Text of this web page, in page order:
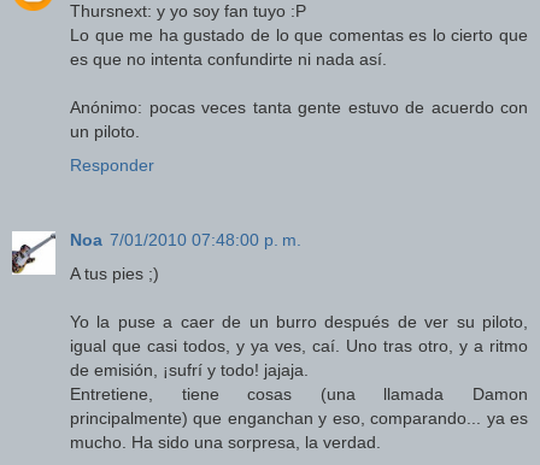
Thursnext: y yo soy fan tuyo :P
Lo que me ha gustado de lo que comentas es lo cierto que
es que no intenta confundirte ni nada así.
Anónimo: pocas veces tanta gente estuvo de acuerdo con
un piloto.
Responder
Noa 7/01/2010 07:48:00 p. m.
A tus pies ;)
Yo la puse a caer de un burro después de ver su piloto,
igual que casi todos, y ya ves, caí. Uno tras otro, y a ritmo
de emisión, ¡sufrí y todo! jajaja.
Entretiene, tiene cosas (una llamada Damon
principalmente) que enganchan y eso, comparando... ya es
mucho. Ha sido una sorpresa, la verdad.